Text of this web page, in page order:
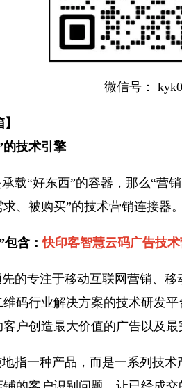
微信号：
的技术引擎
载“好东西”的容器，那么“营
、被购买”的技术营销连接器。
包含：快印客智慧云码广告技
的专注于移动互联网营销、
码行业解决方案的技术研发
户创造最大价值的广告以及最
指一种产品，而是一系列技